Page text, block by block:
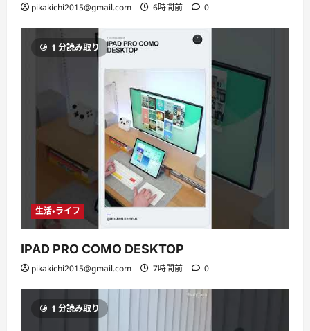
pikakichi2015@gmail.com 6時間前 0
1 分読み取り
生活・ライフ
IPAD PRO COMO DESKTOP
pikakichi2015@gmail.com 7時間前 0
1 分読み取り